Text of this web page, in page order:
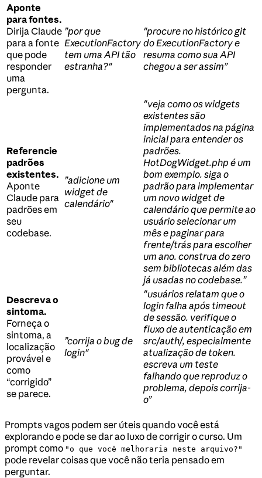
Aponte
para fontes.
Dirija Claude
para a fonte
que pode
responder
uma
pergunta.
”por que
ExecutionFactory
tem uma API tão
estranha?"
"procure no histórico git
do ExecutionFactory e
resuma como sua API
chegou a ser assim”
Referencie
padrões
existentes.
Aponte
Claude para
padrões em
seu
codebase.
”adicione um
widget de
calendário"
"veja como os widgets
existentes são
implementados na página
inicial para entender os
padrões.
HotDogWidget.php é um
bom exemplo. siga o
padrão para implementar
um novo widget de
calendário que permite ao
usuário selecionar um
mês e paginar para
frente/trás para escolher
um ano. construa do zero
sem bibliotecas além das
já usadas no codebase.”
Descreva o
sintoma.
Forneça o
sintoma, a
localização
provável e
como
“corrigido”
se parece.
”corrija o bug de
login"
"usuários relatam que o
login falha após timeout
de sessão. verifique o
fluxo de autenticação em
src/auth/, especialmente
atualização de token.
escreva um teste
falhando que reproduz o
problema, depois corrija-
o”
Prompts vagos podem ser úteis quando você está
explorando e pode se dar ao luxo de corrigir o curso. Um
prompt como "o que você melhoraria neste arquivo?"
pode revelar coisas que você não teria pensado em
perguntar.